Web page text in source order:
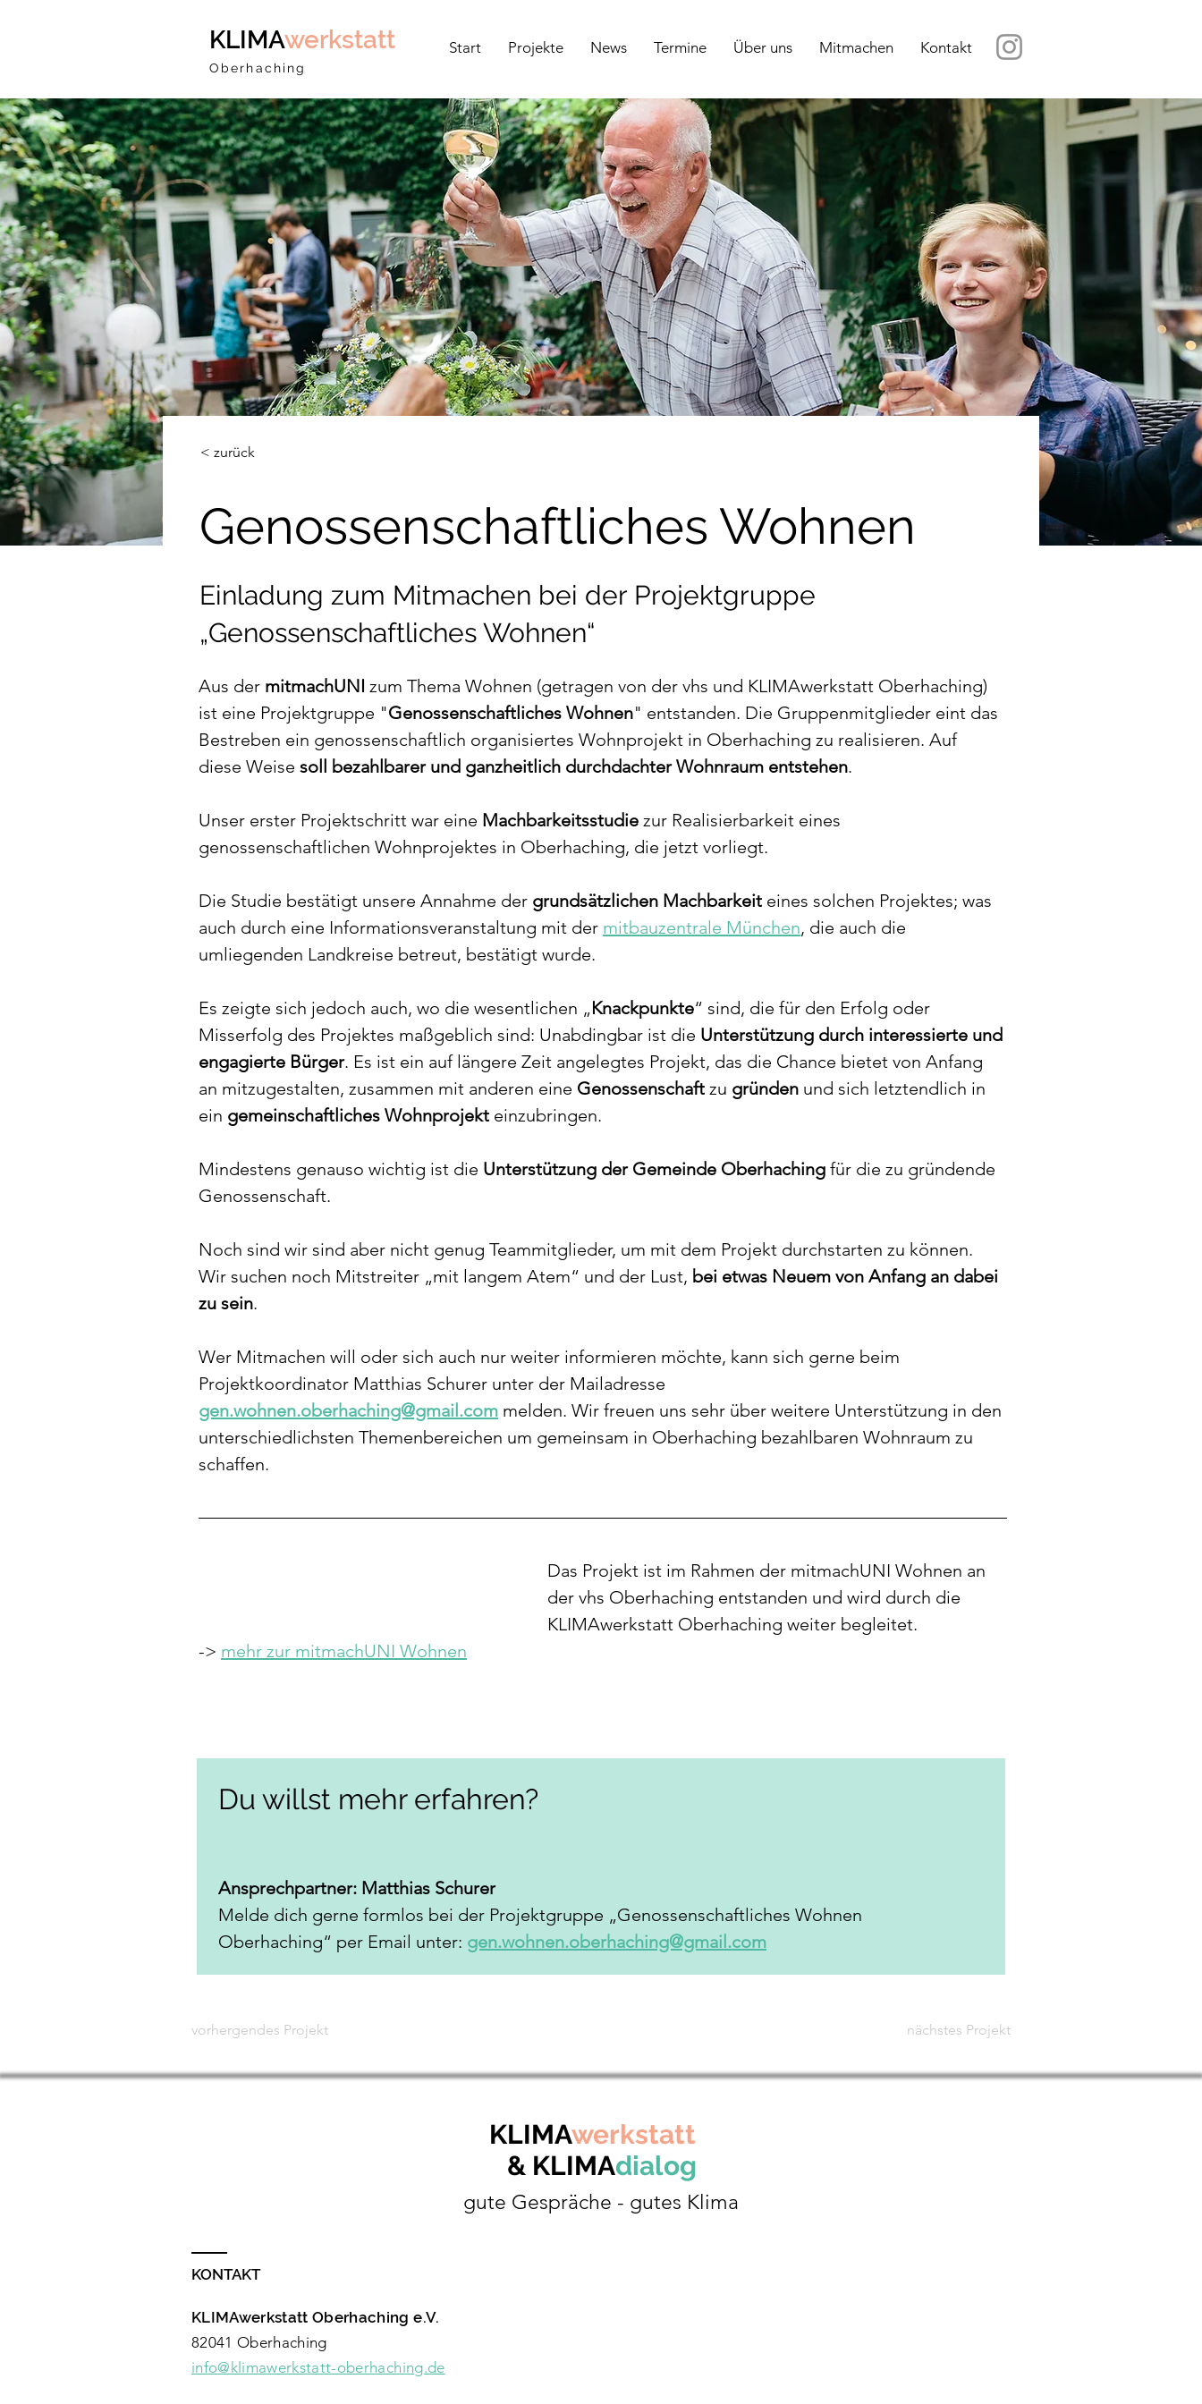
KLIMAwerkstatt
Oberhaching
Start Projekte News Termine Über uns Mitmachen Kontakt
< zurück
Genossenschaftliches Wohnen
Einladung zum Mitmachen bei der Projektgruppe
„Genossenschaftliches Wohnen“
Aus der mitmachUNI zum Thema Wohnen (getragen von der vhs und KLIMAwerkstatt Oberhaching)
ist eine Projektgruppe "Genossenschaftliches Wohnen" entstanden. Die Gruppenmitglieder eint das
Bestreben ein genossenschaftlich organisiertes Wohnprojekt in Oberhaching zu realisieren. Auf
diese Weise soll bezahlbarer und ganzheitlich durchdachter Wohnraum entstehen.
Unser erster Projektschritt war eine Machbarkeitsstudie zur Realisierbarkeit eines
genossenschaftlichen Wohnprojektes in Oberhaching, die jetzt vorliegt.
Die Studie bestätigt unsere Annahme der grundsätzlichen Machbarkeit eines solchen Projektes; was
auch durch eine Informationsveranstaltung mit der mitbauzentrale München, die auch die
umliegenden Landkreise betreut, bestätigt wurde.
Es zeigte sich jedoch auch, wo die wesentlichen „Knackpunkte“ sind, die für den Erfolg oder
Misserfolg des Projektes maßgeblich sind: Unabdingbar ist die Unterstützung durch interessierte und
engagierte Bürger. Es ist ein auf längere Zeit angelegtes Projekt, das die Chance bietet von Anfang
an mitzugestalten, zusammen mit anderen eine Genossenschaft zu gründen und sich letztendlich in
ein gemeinschaftliches Wohnprojekt einzubringen.
Mindestens genauso wichtig ist die Unterstützung der Gemeinde Oberhaching für die zu gründende
Genossenschaft.
Noch sind wir sind aber nicht genug Teammitglieder, um mit dem Projekt durchstarten zu können.
Wir suchen noch Mitstreiter „mit langem Atem“ und der Lust, bei etwas Neuem von Anfang an dabei
zu sein.
Wer Mitmachen will oder sich auch nur weiter informieren möchte, kann sich gerne beim
Projektkoordinator Matthias Schurer unter der Mailadresse
gen.wohnen.oberhaching@gmail.com melden. Wir freuen uns sehr über weitere Unterstützung in den
unterschiedlichsten Themenbereichen um gemeinsam in Oberhaching bezahlbaren Wohnraum zu
schaffen.
Das Projekt ist im Rahmen der mitmachUNI Wohnen an
der vhs Oberhaching entstanden und wird durch die
KLIMAwerkstatt Oberhaching weiter begleitet.
-> mehr zur mitmachUNI Wohnen
Du willst mehr erfahren?
Ansprechpartner: Matthias Schurer
Melde dich gerne formlos bei der Projektgruppe „Genossenschaftliches Wohnen
Oberhaching“ per Email unter: gen.wohnen.oberhaching@gmail.com
vorhergendes Projekt nächstes Projekt
KLIMAwerkstatt
& KLIMAdialog
gute Gespräche - gutes Klima
KONTAKT
KLIMAwerkstatt Oberhaching e.V.
82041 Oberhaching
info@klimawerkstatt-oberhaching.de